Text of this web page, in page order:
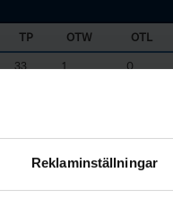
Reklaminställningar
TP OTW OTL
33 1 0
19 0 2
0 0